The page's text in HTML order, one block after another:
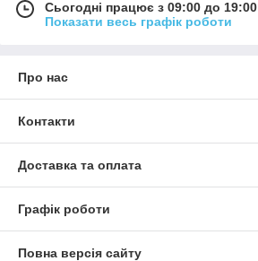
Сьогодні працює з 09:00 до 19:00
Показати весь графік роботи
Про нас
Контакти
Доставка та оплата
Графік роботи
Повна версія сайту